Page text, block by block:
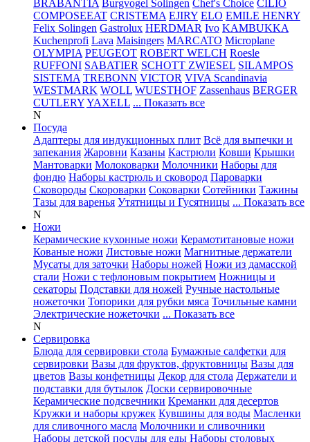
BRABANTIA Burgvogel Solingen Chef's Choice CILIO
COMPOSEEAT CRISTEMA EJIRY ELO EMILE HENRY
Felix Solingen Gastrolux HERDMAR Ivo KAMBUKKA
Kuchenprofi Lava Maisingers MARCATO Microplane
OLYMPIA PEUGEOT ROBERT WELCH Roesle
RUFFONI SABATIER SCHOTT ZWIESEL SILAMPOS
SISTEMA TREBONN VICTOR VIVA Scandinavia
WESTMARK WOLL WUESTHOF Zassenhaus BERGER
CUTLERYYAXELL ... Показать все
N
Посуда
Адаптеры для индукционных плит Всё для выпечки и
запекания Жаровни Казаны Кастрюли Ковши Крышки
Мантоварки Молоковарки Молочники Наборы для
фондю Наборы кастрюль и сковород Пароварки
Сковороды Скороварки Соковарки Сотейники Тажины
Тазы для варенья Утятницы и Гусятницы ... Показать все
N
Ножи
Керамические кухонные ножи Керамотитановые ножи
Кованые ножи Листовые ножи Магнитные держатели
Мусаты для заточки Наборы ножей Ножи из дамасской
стали Ножи с тефлоновым покрытием Ножницы и
секаторы Подставки для ножей Ручные настольные
ножеточки Топорики для рубки мяса Точильные камни
Электрические ножеточки ... Показать все
N
Сервировка
Блюда для сервировки стола Бумажные салфетки для
сервировки Вазы для фруктов, фруктовницы Вазы для
цветов Вазы конфетницы Декор для стола Держатели и
подставки для бутылок Доски сервировочные
Керамические подсвечники Креманки для десертов
Кружки и наборы кружек Кувшины для воды Масленки
для сливочного масла Молочники и сливочники
Наборы детской посуды для еды Наборы столовых